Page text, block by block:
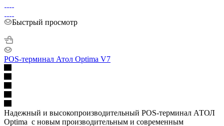
Быстрый просмотр
POS-терминал Атол Optima V7
Надежный и высокопроизводительный POS-терминал АТОЛ
Optima с новым производительным и современным